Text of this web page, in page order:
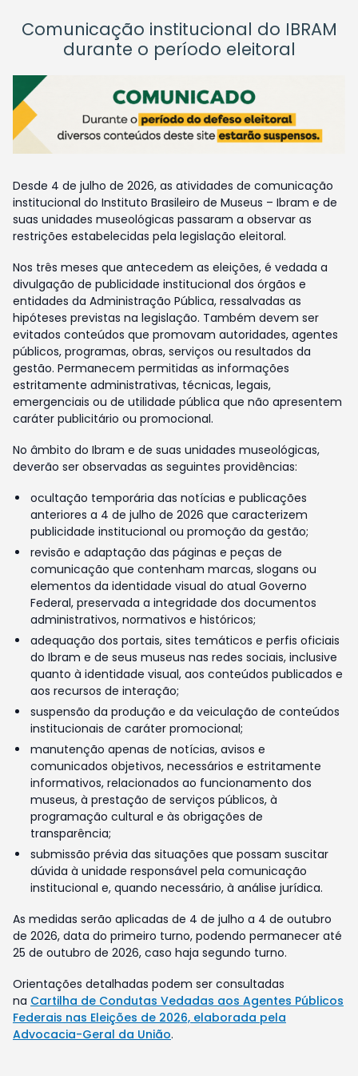
Comunicação institucional do IBRAM
durante o período eleitoral
Desde 4 de julho de 2026, as atividades de comunicação
institucional do Instituto Brasileiro de Museus – Ibram e de
suas unidades museológicas passaram a observar as
restrições estabelecidas pela legislação eleitoral.
Nos três meses que antecedem as eleições, é vedada a
divulgação de publicidade institucional dos órgãos e
entidades da Administração Pública, ressalvadas as
hipóteses previstas na legislação. Também devem ser
evitados conteúdos que promovam autoridades, agentes
públicos, programas, obras, serviços ou resultados da
gestão. Permanecem permitidas as informações
estritamente administrativas, técnicas, legais,
emergenciais ou de utilidade pública que não apresentem
caráter publicitário ou promocional.
No âmbito do Ibram e de suas unidades museológicas,
deverão ser observadas as seguintes providências:
ocultação temporária das notícias e publicações
anteriores a 4 de julho de 2026 que caracterizem
publicidade institucional ou promoção da gestão;
revisão e adaptação das páginas e peças de
comunicação que contenham marcas, slogans ou
elementos da identidade visual do atual Governo
Federal, preservada a integridade dos documentos
administrativos, normativos e históricos;
adequação dos portais, sites temáticos e perfis oficiais
do Ibram e de seus museus nas redes sociais, inclusive
quanto à identidade visual, aos conteúdos publicados e
aos recursos de interação;
suspensão da produção e da veiculação de conteúdos
institucionais de caráter promocional;
manutenção apenas de notícias, avisos e
comunicados objetivos, necessários e estritamente
informativos, relacionados ao funcionamento dos
museus, à prestação de serviços públicos, à
programação cultural e às obrigações de
transparência;
submissão prévia das situações que possam suscitar
dúvida à unidade responsável pela comunicação
institucional e, quando necessário, à análise jurídica.
As medidas serão aplicadas de 4 de julho a 4 de outubro
de 2026, data do primeiro turno, podendo permanecer até
25 de outubro de 2026, caso haja segundo turno.
Orientações detalhadas podem ser consultadas
na Cartilha de Condutas Vedadas aos Agentes Públicos
Federais nas Eleições de 2026, elaborada pela
Advocacia-Geral da União.